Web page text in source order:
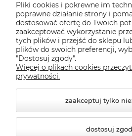
Płatności i dostawa
Pomoc
Informacje
Pliki cookies i pokrewne im
poprawne działanie strony i
dostosować ofertę do Twoich
zaakceptować wykorzystanie
tych plików i przejść do sklepu
plików do swoich preferencji,
"Dostosuj zgody".
Więcej o plikach cookies
prywatności.
zaakceptuj tylko
dostosuj